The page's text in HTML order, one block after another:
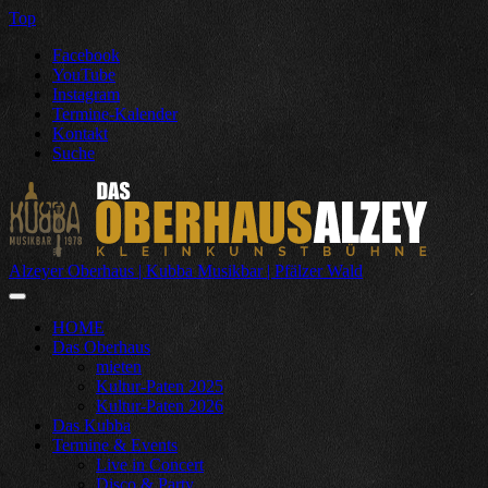
Top
Facebook
YouTube
Instagram
Termine-Kalender
Kontakt
Suche
Alzeyer Oberhaus | Kubba Musikbar | Pfälzer Wald
HOME
Das Oberhaus
mieten
Kultur-Paten 2025
Kultur-Paten 2026
Das Kubba
Termine & Events
Live in Concert
Disco & Party